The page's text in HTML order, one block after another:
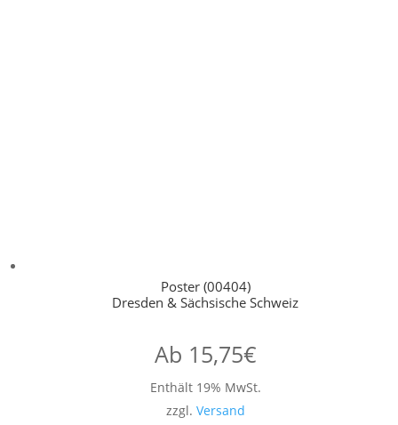
Poster (00404)
Dresden & Sächsische Schweiz
Ab 15,75€
Enthält 19% MwSt.
zzgl. Versand